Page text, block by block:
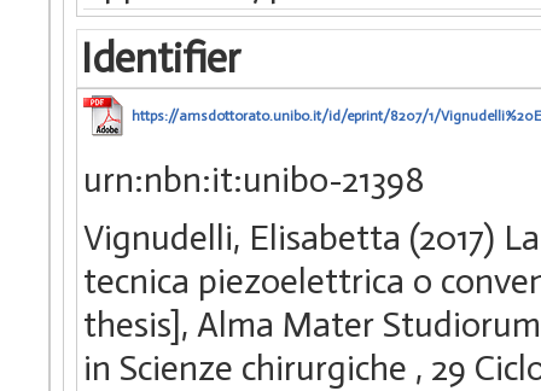
Identifier
https://amsdottorato.unibo.it/id/eprint/8207/1/
urn:nbn:it:unibo-21398
Vignudelli, Elisabetta (2017)
tecnica piezoelettrica o
thesis], Alma Mater
in Scienze chirurgiche , 29